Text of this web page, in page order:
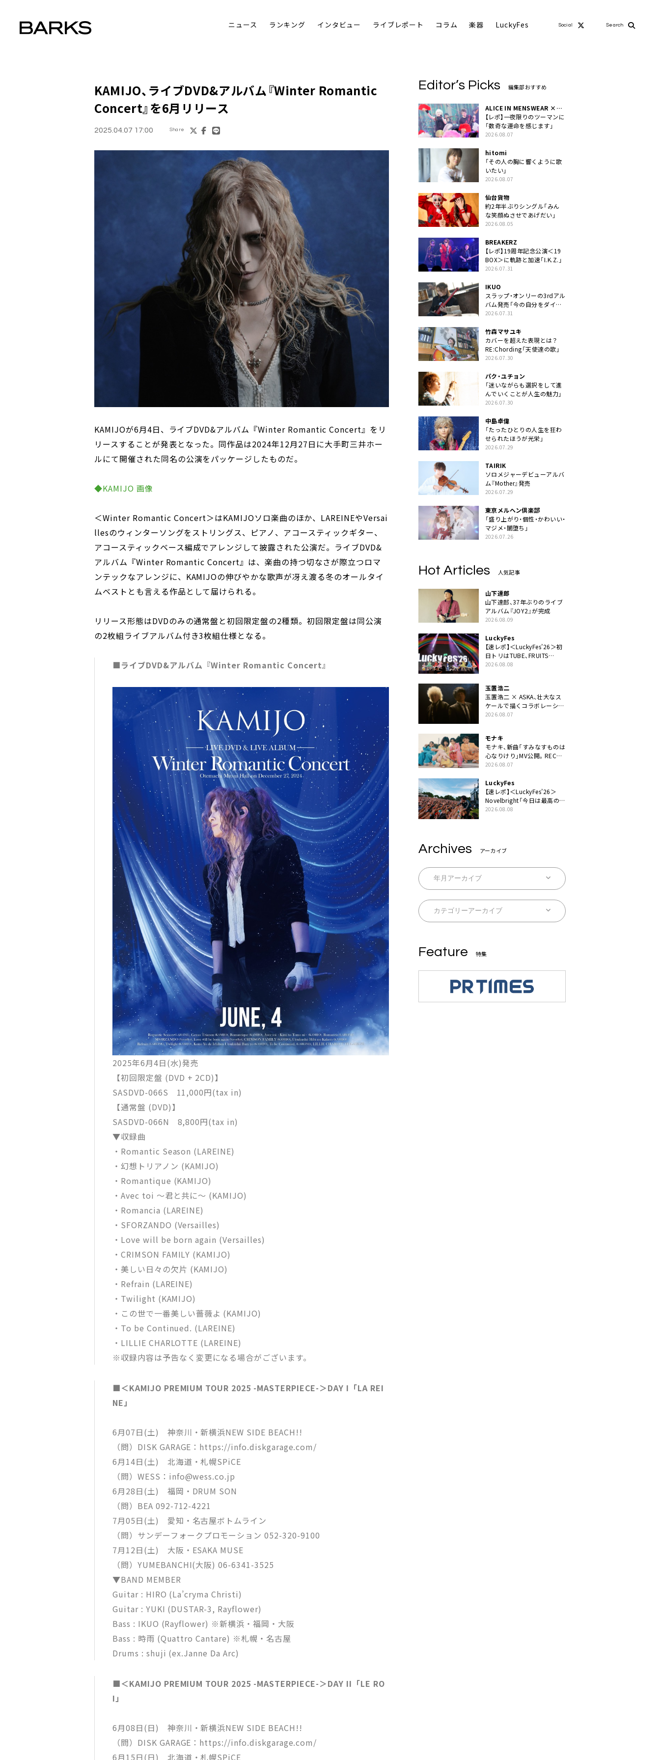
ニュース ランキング インタビュー ライブレポート コラム 楽器 LuckyFes Social Search
KAMIJO、ライブDVD&アルバム『Winter Romantic
Concert』を6月リリース
2025.04.07 17:00 Share
KAMIJOが6月4日、ライブDVD&アルバム『Winter Romantic Concert』をリ
リースすることが発表となった。同作品は2024年12月27日に大手町三井ホー
ルにて開催された同名の公演をパッケージしたものだ。
◆KAMIJO 画像
＜Winter Romantic Concert＞はKAMIJOソロ楽曲のほか、LAREINEやVersai
llesのウィンターソングをストリングス、ピアノ、アコースティックギター、
アコースティックベース編成でアレンジして披露された公演だ。ライブDVD&
アルバム『Winter Romantic Concert』は、楽曲の持つ切なさが際立つロマ
ンテックなアレンジに、KAMIJOの伸びやかな歌声が冴え渡る冬のオールタイ
ムベストとも言える作品として届けられる。
リリース形態はDVDのみの通常盤と初回限定盤の2種類。初回限定盤は同公演
の2枚組ライブアルバム付き3枚組仕様となる。
■ライブDVD&アルバム『Winter Romantic Concert』
2025年6月4日(水)発売
【初回限定盤 (DVD + 2CD)】
SASDVD-066S 11,000円(tax in)
【通常盤 (DVD)】
SASDVD-066N 8,800円(tax in)
▼収録曲
・Romantic Season (LAREINE)
・幻想トリアノン (KAMIJO)
・Romantique (KAMIJO)
・Avec toi 〜君と共に〜 (KAMIJO)
・Romancia (LAREINE)
・SFORZANDO (Versailles)
・Love will be born again (Versailles)
・CRIMSON FAMILY (KAMIJO)
・美しい日々の欠片 (KAMIJO)
・Refrain (LAREINE)
・Twilight (KAMIJO)
・この世で一番美しい薔薇よ (KAMIJO)
・To be Continued. (LAREINE)
・LILLIE CHARLOTTE (LAREINE)
※収録内容は予告なく変更になる場合がございます。
■＜KAMIJO PREMIUM TOUR 2025 -MASTERPIECE-＞DAY I「LA REI
NE」
6月07日(土) 神奈川・新横浜NEW SIDE BEACH!!
（問）DISK GARAGE：https://info.diskgarage.com/
6月14日(土) 北海道・札幌SPiCE
（問）WESS：info@wess.co.jp
6月28日(土) 福岡・DRUM SON
（問）BEA 092-712-4221
7月05日(土) 愛知・名古屋ボトムライン
（問）サンデーフォークプロモーション 052-320-9100
7月12日(土) 大阪・ESAKA MUSE
（問）YUMEBANCHI(大阪) 06-6341-3525
▼BAND MEMBER
Guitar : HIRO (La’cryma Christi)
Guitar : YUKI (DUSTAR-3, Rayflower)
Bass : IKUO (Rayflower) ※新横浜・福岡・大阪
Bass : 時雨 (Quattro Cantare) ※札幌・名古屋
Drums : shuji (ex.Janne Da Arc)
■＜KAMIJO PREMIUM TOUR 2025 -MASTERPIECE-＞DAY II「LE RO
I」
6月08日(日) 神奈川・新横浜NEW SIDE BEACH!!
（問）DISK GARAGE：https://info.diskgarage.com/
6月15日(日) 北海道・札幌SPiCE
Editor’s Picks 編集部おすすめ
ALICE IN MENSWEAR ×
MASCHERA
【レポ】一夜限りのツーマンに
「数奇な運命を感じます」
2026.08.07
hitomi
「その人の胸に響くように歌
いたい」
2026.08.07
仙台貨物
約2年半ぶりシングル「みん
な笑顔ぬさせであげだい」
2026.08.05
BREAKERZ
【レポ】19周年記念公演＜19
BOX＞に軌跡と加速「I.K.Z.」
2026.07.31
IKUO
スラップ・オンリーの3rdアル
バム発売「今の自分をダイレ
クトに」
2026.07.31
竹森マサユキ
カバーを超えた表現とは？
RE:Chording「天使達の歌」
2026.07.30
パク・ユチョン
「迷いながらも選択をして進
んでいくことが人生の魅力」
2026.07.30
中島卓偉
「たったひとりの人生を狂わ
せられたほうが光栄」
2026.07.29
TAIRIK
ソロメジャーデビューアルバ
ム『Mother』発売
2026.07.29
東京メルヘン倶楽部
「盛り上がり・個性・かわいい・
マジメ・闇堕ち」
2026.07.26
Hot Articles 人気記事
山下達郎
山下達郎、37年ぶりのライブ
アルバム『JOY2』が完成
2026.08.09
LuckyFes
【速レポ】＜LuckyFes’26＞初
日トリはTUBE、FRUITS
ZIPPERや綾小路翔、鬼龍院翔
うだい」
2026.08.08
玉置浩二
玉置浩二 × ASKA、壮大なス
ケールで描くコラボレーショ
ン曲「音銀河」リリース決定。
2026.08.07
モナキ
モナキ、新曲「すみなすものは
心なりけり」MV公開。RECの
ギターにEvery Little Thing・
2026.08.07
LuckyFes
【速レポ】＜LuckyFes’26＞
Novelbright「今日は最高のフ
ェス日和。最高の休日を、最
2026.08.08
Archives アーカイブ
Feature 特集